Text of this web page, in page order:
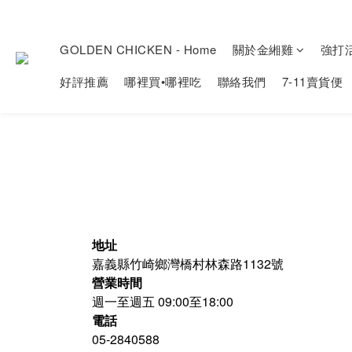
GOLDEN CHICKEN - Home 關於金緗雞
強打
好評推薦
哪裡買•哪裡吃 聯絡我們 7-11賣貨便
地址
嘉義縣竹崎鄉灣橋村林森路1132號
營業時間
週一至週五 09:00至18:00
電話
05-2840588